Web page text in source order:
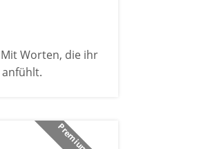
Worten, die ihr